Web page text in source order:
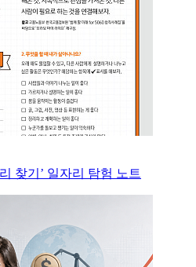
찾기’ 일자리 탐험 노트